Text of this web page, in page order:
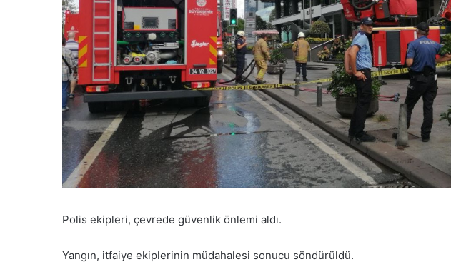
Polis ekipleri, çevrede güvenlik önlemi aldı.
Yangın, itfaiye ekiplerinin müdahalesi sonucu söndürüldü.